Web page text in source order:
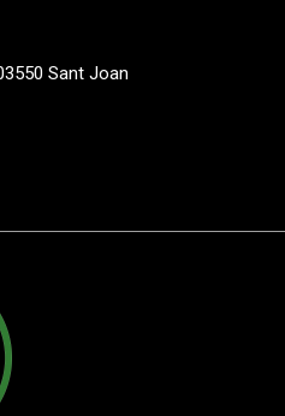
Sant Joan